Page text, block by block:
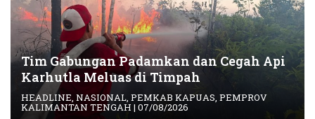
Tim Gabungan Padamkan dan Cegah Api
Karhutla Meluas di Timpah
HEADLINE, NASIONAL, PEMKAB KAPUAS, PEMPROV
KALIMANTAN TENGAH | 07/08/2026